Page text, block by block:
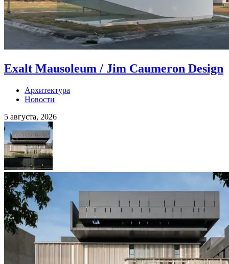
Exalt Mausoleum / Jim Caumeron Design
Архитектура
Новости
5 августа, 2026